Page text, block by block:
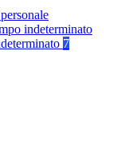
indeterminato
7